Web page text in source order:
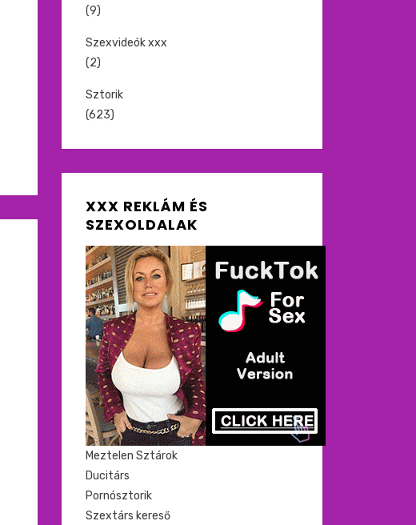
(9)
Szexvideók xxx
(2)
Sztorik
(623)
XXX REKLÁM ÉS
SZEXOLDALAK
Meztelen Sztárok
Ducitárs
Pornósztorik
Szextárs kereső